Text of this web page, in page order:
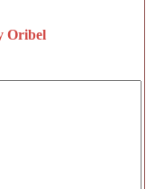
Oribel